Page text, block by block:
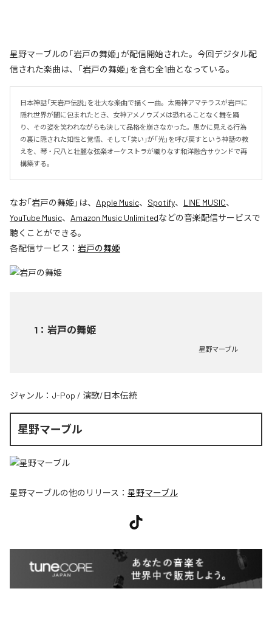
星野マーブルの「岩戸の舞姫」が配信開始された。今回デジタル配
信された楽曲は、「岩戸の舞姫」を含む全1曲となっている。
日本神話「天岩戸伝説」を壮大な楽曲で描く一曲。太陽神アマテラスが岩戸に
隠れ世界が闇に包まれたとき、女神アメノウズメは恐れることなく舞を踊
り、その姿を笑われながらも決して品格を崩さなかった。愚かに見える行為
の裏に隠された知性と覚悟、そして「笑い」が「光」を呼び戻すという神話の教
えを、琴・尺八と壮麗な弦楽オーケストラが織りなす和洋融合サウンドで再
構築する。
なお「岩戸の舞姫 」は、 Apple Music、 Spotify、 LINE MUSIC、
YouTube Music、 Amazon Music Unlimitedなどの音楽配信サービスで
聴くことができる。
各配信サービス： 岩戸の舞姫
1 ： 岩戸の舞姫
星野マーブル
ジャンル： J-Pop / 演歌/日本伝統
星野マーブル
星野マーブルの他のリリース： 星野マーブル